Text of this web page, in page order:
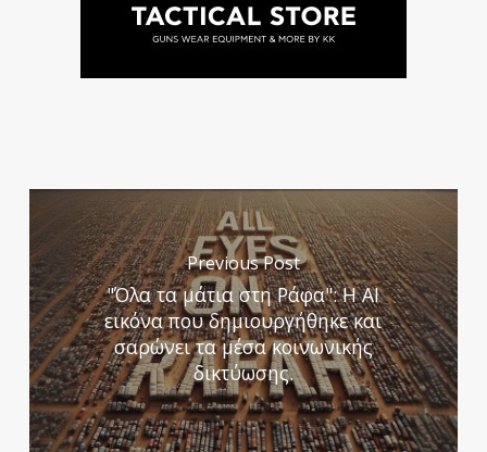
Previous Post
"Όλα τα μάτια στη Ράφα": Η ΑΙ
εικόνα που δημιουργήθηκε και
σαρώνει τα μέσα κοινωνικής
δικτύωσης.